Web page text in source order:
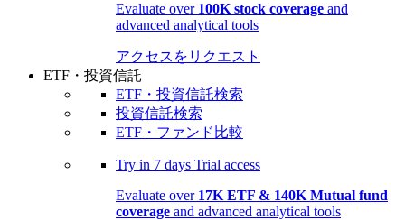
Evaluate over 100K stock coverage and
advanced analytical tools
アクセスをリクエスト
ETF・投資信託
ETF・投資信託検索
投資信託検索
ETF・ファンド比較
Try in 7 days Trial access
Evaluate over 17K ETF & 140K Mutual fund
coverage and advanced analytical tools